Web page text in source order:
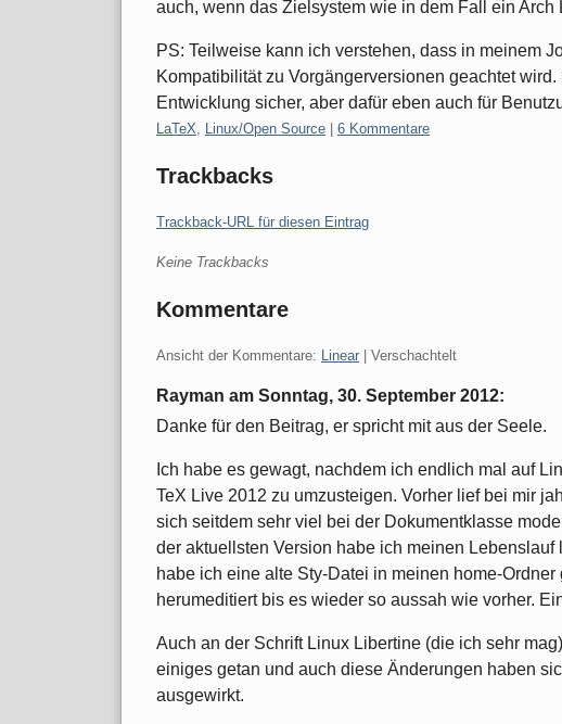
auch, wenn das Zielsystem wie in dem Fall ein Arch
PS: Teilweise kann ich verstehen, dass in meinem
Kompatibilität zu Vorgängerversionen geachtet
Entwicklung sicher, aber dafür eben auch für
Kategorien:
LaTeX Linux/Open Source | 6 Kommentare
Trackbacks
Trackback-URL für diesen Eintrag
Keine Trackbacks
Kommentare
Ansicht der Kommentare: Linear | Verschachtelt
Rayman am Sonntag, 30. September 2012:
Danke für den Beitrag, er spricht mit aus der Seele.
Ich habe es gewagt, nachdem ich endlich mal auf
TeX Live 2012 zu umzusteigen. Vorher lief bei mir
sich seitdem sehr viel bei der Dokumentklasse
der aktuellsten Version habe ich meinen
habe ich eine alte Sty-Datei in meinen home-
herumeditiert bis es wieder so aussah wie vorher.
Auch an der Schrift Linux Libertine (die ich sehr
einiges getan und auch diese Änderungen haben
ausgewirkt.